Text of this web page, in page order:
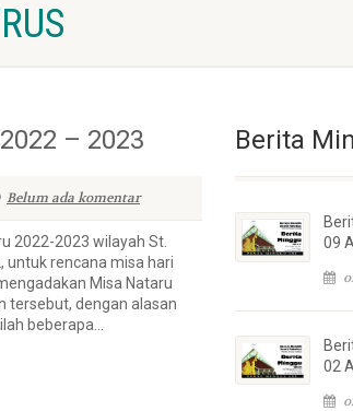
– 2023
Belum ada komentar
2022-2023 wilayah St.
untuk rencana misa hari
Misa Nataru
tersebut, dengan alasan
beberapa...
Berita
09
02